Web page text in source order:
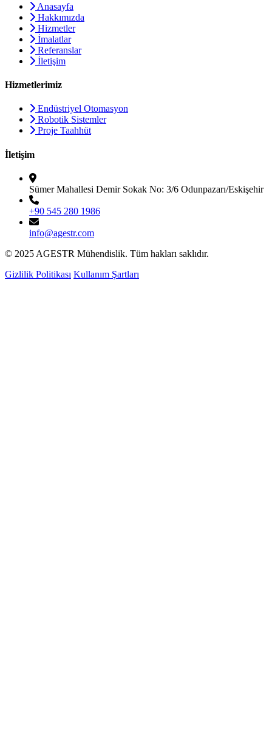
Anasayfa
Hakkımızda
Hizmetler
İmalatlar
Referanslar
İletişim
Hizmetlerimiz
Endüstriyel Otomasyon
Robotik Sistemler
Proje Taahhüt
İletişim
Sümer Mahallesi Demir Sokak No: 3/6 Odunpazarı/Eskişehir
+90 545 280 1986
info@agestr.com
© 2025 AGESTR Mühendislik. Tüm hakları saklıdır.
Gizlilik Politikası Kullanım Şartları